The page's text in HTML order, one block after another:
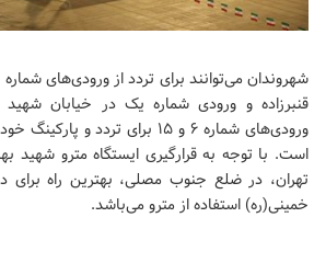
قنبرزاده و ورودی شماره یک در خیابان شهید
ورودی‌های شماره ۶ و ۱۵ برای تردد
است. با توجه به قرارگیری ایستگاه مترو
تهران، در ضلع جنوب مصلی، بهترین راه برای
خمینی(ره) استفاده از مترو می‌باشد.